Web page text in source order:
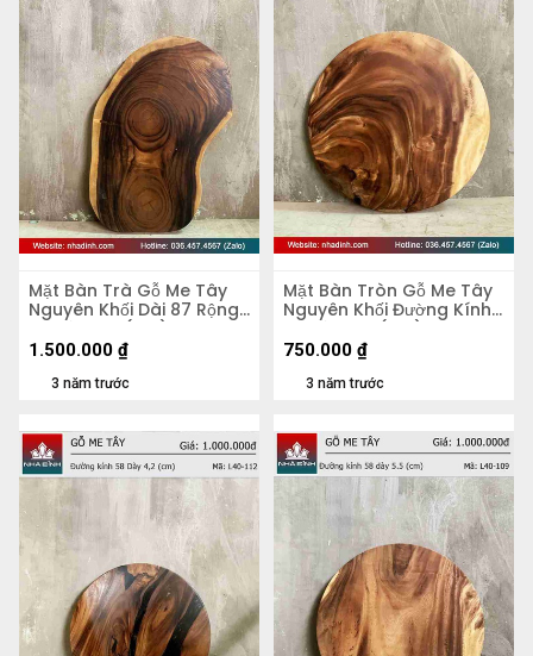
Mặt Bàn Trà Gỗ Me Tây
Nguyên Khối Dài 87 Rộng
50 Dày 5,4 (cm)
3 năm trước
1.500.000 ₫
Mặt Bàn Tròn Gỗ Me Tây
Nguyên Khối Đường Kính
56 Dày 4,8 (cm)
3 năm trước
750.000 ₫